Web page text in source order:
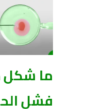
ما شكل
فشل